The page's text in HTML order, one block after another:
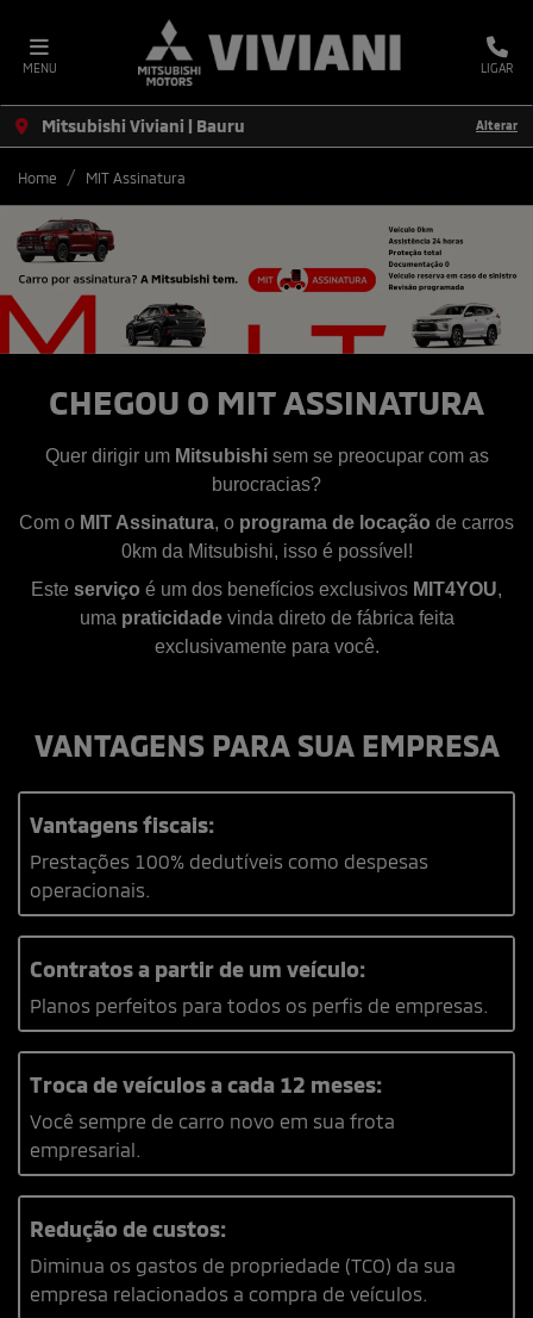
MENU LIGAR
Mitsubishi Viviani | Bauru Alterar
Home MIT Assinatura
CHEGOU O MIT ASSINATURA
Quer dirigir um Mitsubishisem se preocupar com as
burocracias?
Com o MIT Assinatura, o programa de locação de carros
0km da Mitsubishi, isso é possível!
Este serviço é um dos benefícios exclusivos MIT4YOU,
uma praticidadevinda direto de fábrica feita
exclusivamente para você.
VANTAGENS PARA SUA EMPRESA
Vantagens fiscais:
Prestações 100% dedutíveis como despesas
operacionais.
Contratos a partir de um veículo:
Planos perfeitos para todos os perfis de empresas.
Troca de veículos a cada 12 meses:
Você sempre de carro novo em sua frota
empresarial.
Redução de custos:
Diminua os gastos de propriedade (TCO) da sua
empresa relacionados a compra de veículos.